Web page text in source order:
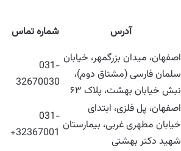
آدرس شماره تماس
اصفهان، میدان بزرگمهر، خیابان
سلمان فارسی (مشتاق دوم)،
نبش خیابان بهشت، پلاک ۶۳
031-
32670030
اصفهان، پل فلزی، ابتدای
خیابان مطهری غربی، بیمارستان
شهید دکتر بهشتی
031-
32367001+